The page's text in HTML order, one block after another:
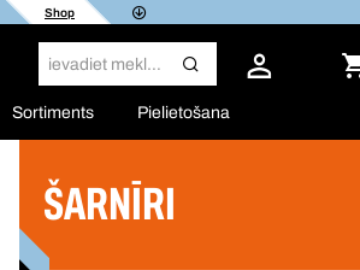
Shop
Sortiments Pielietošana
ŠARNĪRI
Filtrs